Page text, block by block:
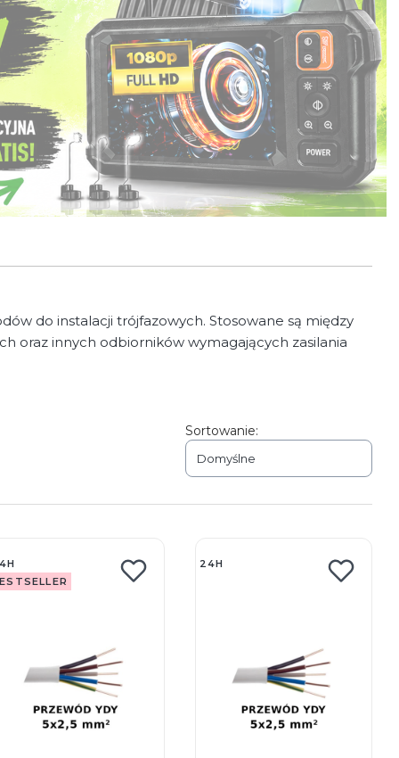
do instalacji trójfazowych. Stosowane są między
oraz innych odbiorników wymagających zasilania
Sortowanie:
Domyślne
24H